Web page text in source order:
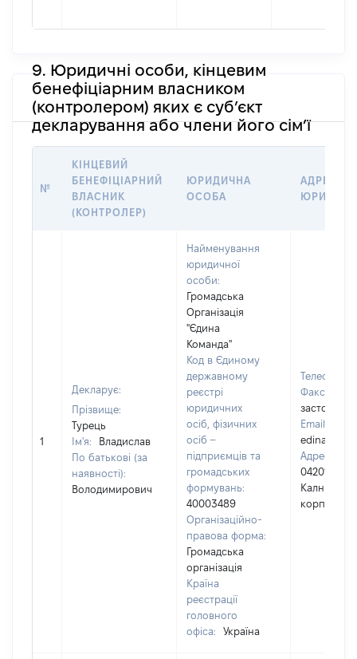
9. Юридичні особи, кінцевим
бенефіціарним власником
(контролером) яких є суб’єкт
декларування або члени його сім’ї
№
КІНЦЕВИЙ
БЕНЕФІЦІАРНИЙ
ВЛАСНИК
(КОНТРОЛЕР)
ЮРИДИЧНА
ОСОБА
АДРЕСА
1
Декларує:
Прізвище:
Турець
Ім'я:
Владислав
По батькові (за
наявності):
Володимирович
Найменування
юридичної
особи:
Громадська
Організація
"Єдина
Команда"
Код в Єдиному
державному
реєстрі
юридичних
осіб, фізичних
осіб –
підприємців та
громадських
формувань:
40003489
Організаційно-
правова форма:
Громадська
організація
Країна
реєстрації
головного
офіса:
Україна
Телефон:
Факс:
Email:
Адреса
04201.
корп. 6,